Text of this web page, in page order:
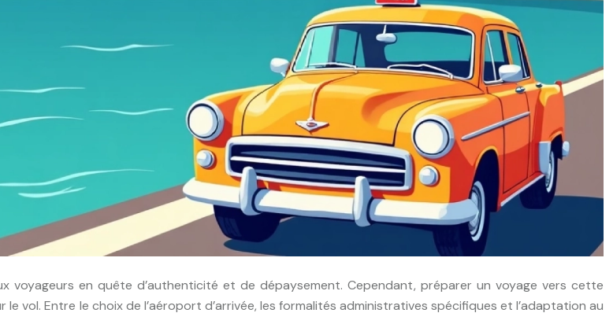
voyageurs en quête d’authenticité et de dépaysement. Cependant, préparer un voyage vers cette
vol. Entre le choix de l’aéroport d’arrivée, les formalités administratives spécifiques et l’adaptation au